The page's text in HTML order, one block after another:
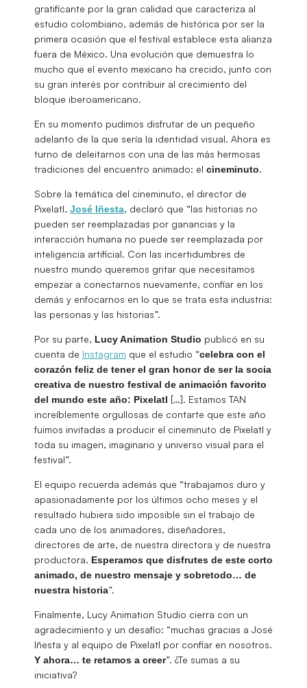
gratificante por la gran calidad que caracteriza al
estudio colombiano, además de histórica por ser la
primera ocasión que el festival establece esta alianza
fuera de México. Una evolución que demuestra lo
mucho que el evento mexicano ha crecido, junto con
su gran interés por contribuir al crecimiento del
bloque iberoamericano.
En su momento pudimos disfrutar de un pequeño
adelanto de la que sería la identidad visual. Ahora es
turno de deleitarnos con una de las más hermosas
tradiciones del encuentro animado: el cineminuto.
Sobre la temática del cineminuto, el director de
Pixelatl, José Iñesta, declaró que “las historias no
pueden ser reemplazadas por ganancias y la
interacción humana no puede ser reemplazada por
inteligencia artificial. Con las incertidumbres de
nuestro mundo queremos gritar que necesitamos
empezar a conectarnos nuevamente, confiar en los
demás y enfocarnos en lo que se trata esta industria:
las personas y las historias”.
Por su parte, Lucy Animation Studio publicó en su
cuenta de Instagram que el estudio “celebra con el
corazón feliz de tener el gran honor de ser la socia
creativa de nuestro festival de animación favorito
del mundo este año: Pixelatl […]. Estamos TAN
increíblemente orgullosas de contarte que este año
fuimos invitadas a producir el cineminuto de Pixelatl y
toda su imagen, imaginario y universo visual para el
festival”.
El equipo recuerda además que “trabajamos duro y
apasionadamente por los últimos ocho meses y el
resultado hubiera sido imposible sin el trabajo de
cada uno de los animadores, diseñadores,
directores de arte, de nuestra directora y de nuestra
productora. Esperamos que disfrutes de este corto
animado, de nuestro mensaje y sobretodo… de
nuestra historia”.
Finalmente, Lucy Animation Studio cierra con un
agradecimiento y un desafío: “muchas gracias a José
Iñesta y al equipo de Pixelatl por confiar en nosotros.
Y ahora… te retamos a creer”. ¿Te sumas a su
iniciativa?